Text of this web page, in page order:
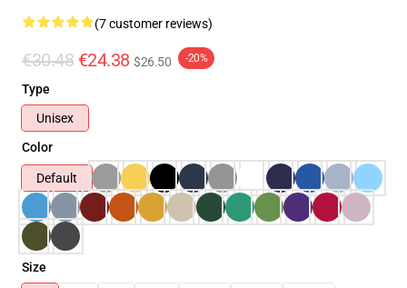
(7 customer reviews)
€30.48 €24.38 $26.50 -20%
Type
Unisex
Color
Default
Size